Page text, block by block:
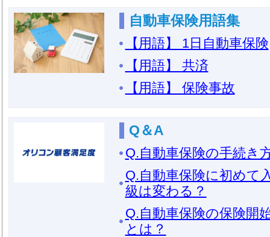
自動車保険用語集
【用語】 1日自動車保険
【用語】 共済
【用語】 保険事故
Q＆A
Q.自動車保険の手続き
Q.自動車保険に初めて
級は変わる？
Q.自動車保険の保険開
とは？